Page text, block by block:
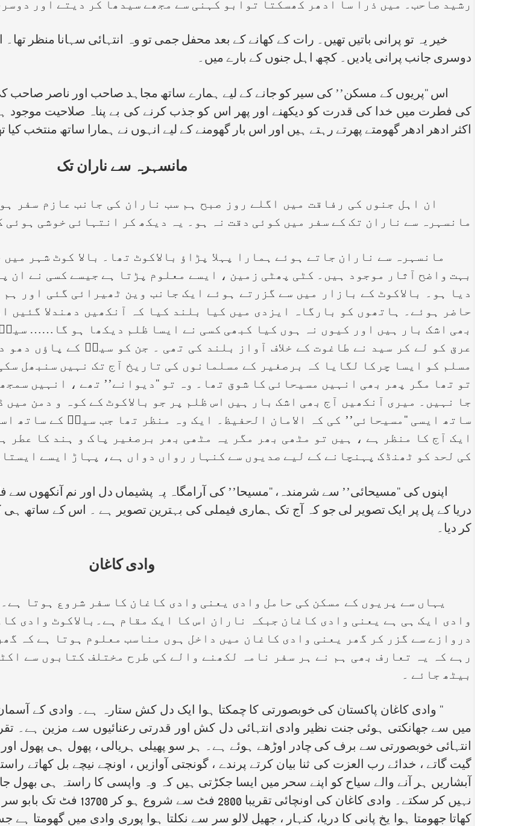
رشید صاحب۔ میں ذرا سا ادھر کھسکتا توابو کہنی سے مجھے سیدھا کر دیتے اور
خیر یہ تو پرانی باتیں تھیں۔ رات کے کھانے کے بعد محفل جمی تو وہ انتہائی سہانا منظر
دوسری جانب پرانی یادیں۔ کچھ اہل جنوں کے بارے میں۔
اس ‘‘پریوں کے مسکن’’ کی سیر کو جانے کے لیے ہمارے ساتھ مجاہد صاحب اور ناصر صاحب
کی فطرت میں خدا کی قدرت کو دیکھنے اور پھر اس کو جذب کرنے کی بے پناہ صلاحیت موجود
اکثر ادھر ادھر گھومتے پھرتے رہتے ہیں اور اس بار گھومنے کے لیے انہوں نے ہمارا ساتھ منتخب
مانسہرہ سے ناران تک
ان اہل جنوں کی رفاقت میں اگلے روز صبح ہم سب ناران کی جانب عازم سفر
مانسہرہ سے ناران تک کے سفر میں کوئی دقت نہ ہو۔ یہ دیکھ کر انتہائی خوشی
مانسہرہ سے ناران جاتے ہوئے ہمارا پہلا پڑاؤ بالاکوٹ تھا۔ بالا کوٹ شہر
بہت واضح آثار موجود ہیں۔ کٹی پھٹی زمین ، ایسے معلوم پڑتا ہے جیسے کسی نے ان
دیا ہو۔ بالاکوٹ کے بازار میں سے گزرتے ہوئے ایک جانب وین ٹھیرائی گئی اور
حاضر ہوئے۔ ہاتھوں کو بارگاہ ایزدی میں کیا بلند کیا کہ آنکھیں دھندلا گئیں
بھی اشک بار ہیں اور کیوں نہ ہوں کیا کبھی کسی نے ایسا ظلم دیکھا ہو گا……
عرق کو لے کر سید نے طاغوت کے خلاف آواز بلند کی تھی ۔ جن کو سیدؒ کے پاؤں دھو
مسلم کو ایسا چرکا لگایا کہ برصغیر کے مسلمانوں کی تاریخ آج تک نہیں سنبھل
تو تھا مگر پھر بھی انہیں مسیحائی کا شوق تھا۔ وہ تو ‘‘دیوانے’’ تھے ، انہیں
جا نہیں۔ میری آنکھیں آج بھی اشک بار ہیں اس ظلم پر جو بالاکوٹ کے کوہ و دمن
ساتھ ایسی ‘‘مسیحائی’’ کی کہ الامان الحفیظ۔ ایک وہ منظر تھا جب سیدؒ کے ساتھ
ایک آج کا منظر ہے ، ہیں تو مٹھی بھر مگر یہ مٹھی بھر برصغیر پاک و ہند کا
کی لحد کو ٹھنڈک پہنچانے کے لیے صدیوں سے کنہار رواں دواں ہے، پہاڑ ایسے
اپنوں کی ‘‘مسیحائی’’ سے شرمندہ، ‘‘مسیحا’’ کی آرامگاہ پہ پشیماں دل اور نم آنکھوں سے
دریا کے پل پر ایک تصویر لی جو کہ آج تک ہماری فیملی کی بہترین تصویر ہے ۔ اس کے ساتھ
کر دیا۔
وادی کاغان
یہاں سے پریوں کے مسکن کی حامل وادی یعنی وادی کاغان کا سفر شروع ہوتا
وادی ایک ہی ہے یعنی وادی کاغان جبکہ ناران اس کا ایک مقام ہے۔بالاکوٹ وادی
دروازے سے گزر کر گھر یعنی وادی کاغان میں داخل ہوں مناسب معلوم ہوتا ہے کہ
رہے کہ یہ تعارف بھی ہم نے ہر سفر نامہ لکھنے والے کی طرح مختلف کتابوں سے
بیٹھ جائے ۔
‘‘ وادی کاغان پاکستان کی خوبصورتی کا چمکتا ہوا ایک دل کش ستارہ ہے۔ وادی کے
انتہائی خوبصورتی سے برف کی چادر اوڑھے ہوئے ہے۔ ہر سو پھیلی ہریالی ، پھول ہی پھول اور
گیت گاتے ، خدائے رب العزت کی ثنا بیان کرتے پرندے ، گونجتی آوازیں ، اونچے نیچے بل کھاتے
آبشاریں ہر آنے والے سیاح کو اپنے سحر میں ایسا جکڑتی ہیں کہ وہ واپسی کا راستہ ہی بھول
نہیں کر سکتے۔ وادی کاغان کی
کھاتا جھومتا ہوا یخ پانی کا دریا، کنہار ، جھیل لالو سر سے نکلتا ہوا پوری وادی میں